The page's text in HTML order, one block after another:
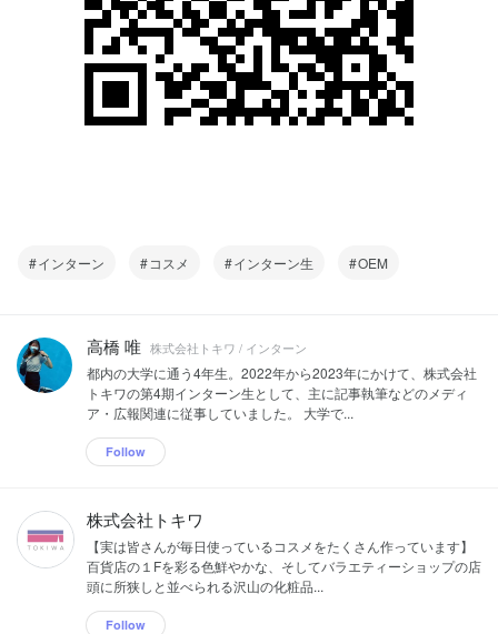
インターン コスメ インターン生 OEM
高橋 唯 株式会社トキワ / インターン
都内の大学に通う4年生。2022年から2023年にかけて、株式会社
トキワの第4期インターン生として、主に記事執筆などのメディ
ア・広報関連に従事していました。 大学で...
Follow
株式会社トキワ
【実は皆さんが毎日使っているコスメをたくさん作っています】
百貨店の１Fを彩る色鮮やかな、そしてバラエティーショップの店
頭に所狭しと並べられる沢山の化粧品...
Follow